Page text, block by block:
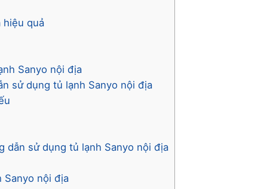
hiệu quả
Sanyo nội địa
sử dụng tủ lạnh Sanyo nội địa
dẫn sử dụng tủ lạnh Sanyo nội địa
Sanyo nội địa